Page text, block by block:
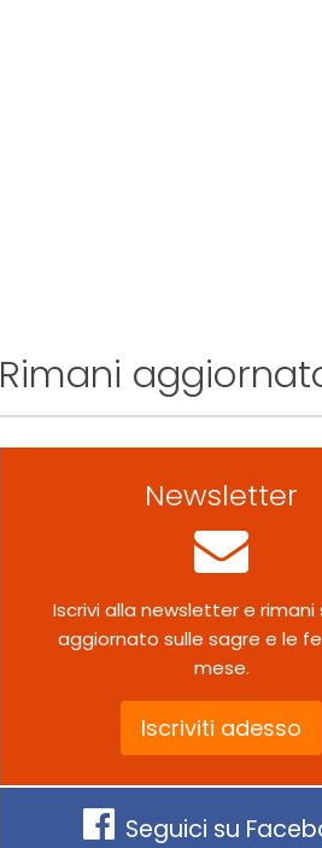
Rimani
Newsletter
Iscrivi alla newsletter e rimani
aggiornato sulle sagre e le
mese.
Iscriviti adesso
Seguici su